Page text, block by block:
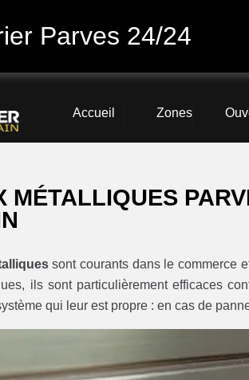
Parves 24/24
Accueil Zones
MÉTALLIQUES
sont courants dans le commerce
ils sont particulièrement efficaces
qui leur est propre : en cas de